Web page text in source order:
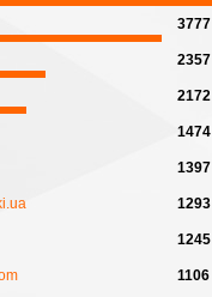
3777
2357
2172
1474
1397
1293
1245
1106